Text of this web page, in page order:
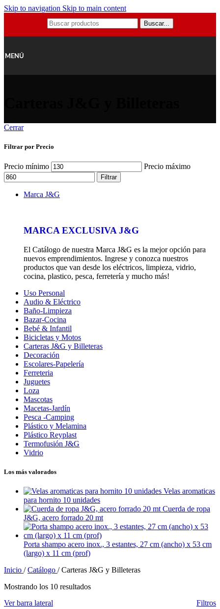
Skip to navigation Skip to main content
Buscar...
MENÚ
Cerrar
Filtrar por Precio
Precio mínimo Precio máximo
Filtrar
Marca J&G
MARCA EXCLUSIVA J&G
El Catálogo de nuestra Marca J&G es la mejor opción para
nuevos emprendimientos. Ingrese y conozca nuestros
productos que van desde los eléctricos, limpieza, vidrio,
cocina, plastico, pesca, ferretería y mucho más!
Uso Personal
Audio & Eléctrico
Baño-Limpieza
Bazar-Cocina
Bebé & Infantil
Bicicletas y Motos
Carteras J&G y Billeteras
Decoración
Escolares-Papelería
Ferreteria
Juguetes
Loza
Mascotas
Macetas-Jardín
Pesca -Camping
Plástico y Melamina
Plástico Reyplast
Termofusión J&G
Vidrio
Los más valorados
Velas aromaticas
para hornito 10 unidades
Cuerda de ropa
J&G, acero forrado 20 mt
Porta shampo acero inox., 3 estantes, 27 cm (ancho) x 53 cm
(largo) x 11 cm (prof)
Inicio / Catálogo / Carteras J&G y Billeteras
Mostrando los 10 resultados
Ver barra lateral
Filtros